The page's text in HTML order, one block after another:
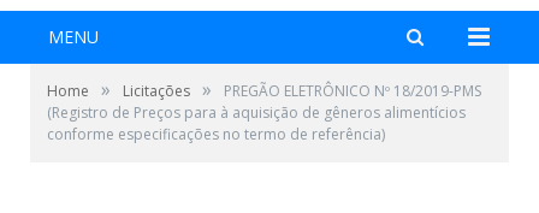
MENU
Home » Licitações »
PREGÃO ELETRÔNICO Nº 18/2019-PMS
(Registro de Preços para à aquisição de gêneros alimentícios
conforme especificações no termo de referência)